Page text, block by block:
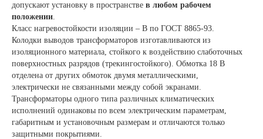
допускают установку в пространстве в любом рабочем
положении.
Класс нагревостойкости изоляции – В по ГОСТ 8865-93.
Колодки выводов трансформаторов изготавливаются из
изоляционного материала, стойкого к воздействию слаботочных
поверхностных разрядов (трекингостойкого). Обмотка 18 В
отделена от других обмоток двумя металлическими,
электрически не связанными между собой экранами.
Трансформаторы одного типа различных климатических
исполнений одинаковы по всем электрическим параметрам,
габаритным и установочным размерам и отличаются только
защитными покрытиями.